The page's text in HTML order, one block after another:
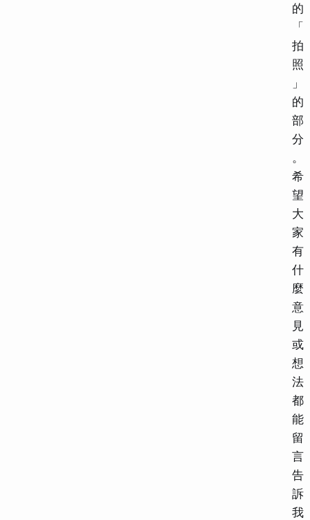
的
「
拍
照
」
的
部
分
。
希
望
大
家
有
什
麼
意
見
或
想
法
都
能
留
言
告
訴
我